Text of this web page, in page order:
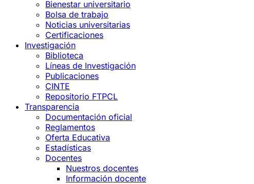
Bienestar universitario
Bolsa de trabajo
Noticias universitarias
Certificaciones
Investigación
Biblioteca
Líneas de Investigación
Publicaciones
CINTE
Repositorio FTPCL
Transparencia
Documentación oficial
Reglamentos
Oferta Educativa
Estadísticas
Docentes
Nuestros docentes
Información docente